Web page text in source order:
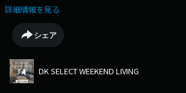
詳細情報を見る
シェア
DK SELECT WEEKEND LIVING